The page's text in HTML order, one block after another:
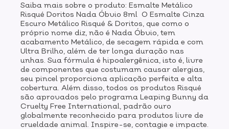
Saiba mais sobre o produto: Esmalte Metálico
Risqué Doritos Nada Óbvio 8ml O Esmalte Cinza
Escuro Metálico Risqué & Doritos, que como o
próprio nome diz, não é Nada Óbvio, tem
acabamento Metálico, de secagem rápida e com
Ultra Brilho, além de ter longa duração nas
unhas. Sua fórmula é hipoalergênica, isto é, livre
de componentes que costumam causar alergias,
seu pincel proporciona aplicação perfeita e alta
cobertura. Além disso, todos os produtos Risqué
são aprovados pelo programa Leaping Bunny da
Cruelty Free International, padrão ouro
globalmente reconhecido para produtos livre de
crueldade animal. Inspire-se, contagie e impacte.